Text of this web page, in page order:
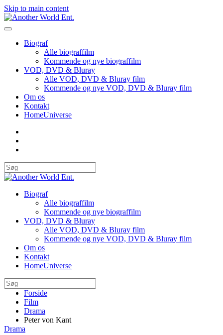
Skip to main content
Biograf
Alle biograffilm
Kommende og nye biograffilm
VOD, DVD & Bluray
Alle VOD, DVD & Bluray film
Kommende og nye VOD, DVD & Bluray film
Om os
Kontakt
HomeUniverse
Biograf
Alle biograffilm
Kommende og nye biograffilm
VOD, DVD & Bluray
Alle VOD, DVD & Bluray film
Kommende og nye VOD, DVD & Bluray film
Om os
Kontakt
HomeUniverse
Forside
Film
Drama
Peter von Kant
Drama